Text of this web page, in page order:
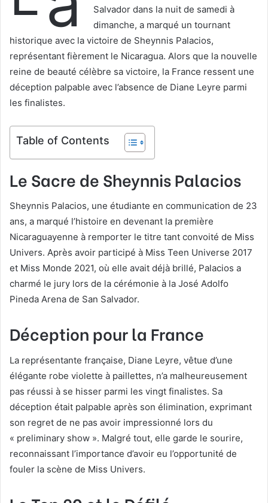
Salvador dans la nuit de samedi à
dimanche, a marqué un tournant
historique avec la victoire de Sheynnis Palacios,
représentant fièrement le Nicaragua. Alors que la nouvelle
reine de beauté célèbre sa victoire, la France ressent une
déception palpable avec l’absence de Diane Leyre parmi
les finalistes.
Table of Contents
Le Sacre de Sheynnis Palacios
Sheynnis Palacios, une étudiante en communication de 23
ans, a marqué l’histoire en devenant la première
Nicaraguayenne à remporter le titre tant convoité de Miss
Univers. Après avoir participé à Miss Teen Universe 2017
et Miss Monde 2021, où elle avait déjà brillé, Palacios a
charmé le jury lors de la cérémonie à la José Adolfo
Pineda Arena de San Salvador.
Déception pour la France
La représentante française, Diane Leyre, vêtue d’une
élégante robe violette à paillettes, n’a malheureusement
pas réussi à se hisser parmi les vingt finalistes. Sa
déception était palpable après son élimination, exprimant
son regret de ne pas avoir impressionné lors du
« preliminary show ». Malgré tout, elle garde le sourire,
reconnaissant l’importance d’avoir eu l’opportunité de
fouler la scène de Miss Univers.